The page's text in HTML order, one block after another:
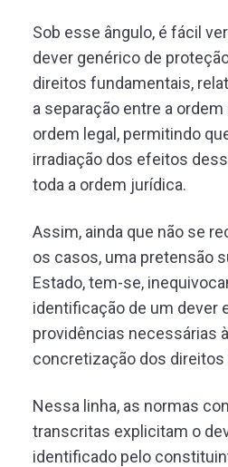
Sob esse ângulo, é fácil
dever genérico de
direitos fundamentais,
a separação entre a
ordem legal, permitindo
irradiação dos efeitos
toda a ordem jurídica.
Assim, ainda que não se
os casos, uma pretensão
Estado, tem-se,
identificação de um dever
providências necessárias
concretização dos
Nessa linha, as normas
transcritas explicitam o
identificado pelo